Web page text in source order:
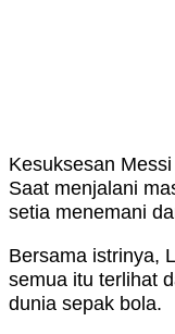
Kesuksesan
Saat menjalani
setia menemani
Bersama istrinya,
semua itu terlihat
dunia sepak bola.